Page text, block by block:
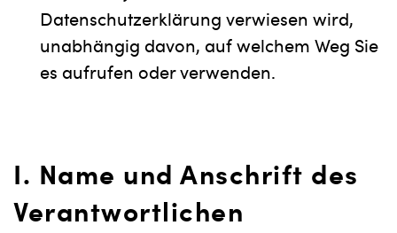
Datenschutzerklärung verwiesen wird,
unabhängig davon, auf welchem Weg Sie
es aufrufen oder verwenden.
I. Name und Anschrift des
Verantwortlichen